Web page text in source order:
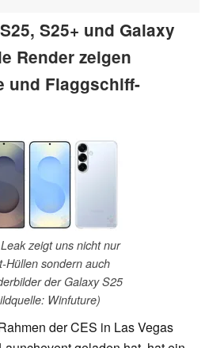
S25+ und Galaxy
Render zeigen
und Flaggschiff-
zeigt uns nicht nur
Hüllen sondern auch
der Galaxy S25
Winfuture)
der CES in Las Vegas